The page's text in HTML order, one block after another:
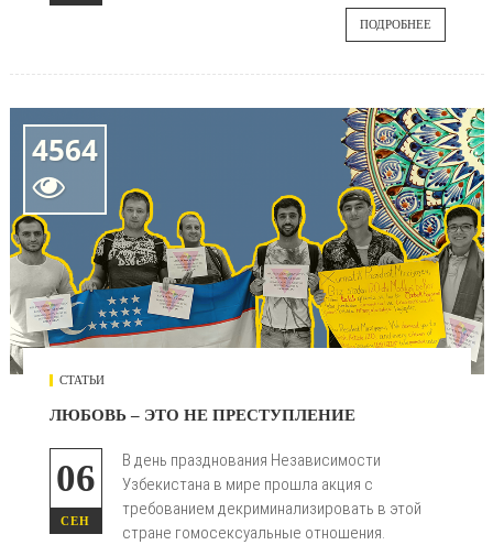
ПОДРОБНЕЕ
4564

СТАТЬИ
ЛЮБОВЬ – ЭТО НЕ ПРЕСТУПЛЕНИЕ
06
СЕН
В день празднования Независимости
Узбекистана в мире прошла акция с
требованием декриминализировать в этой
стране гомосексуальные отношения.